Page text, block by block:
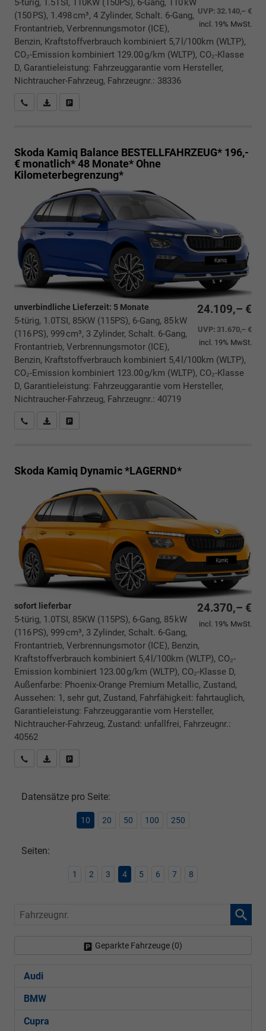
UVP: 32.140,– €
incl. 19% MwSt.
5-türig, 1.5TSI, 110KW (150PS), 6-Gang, 110 kW
(150 PS), 1.498 cm³, 4 Zylinder, Schalt. 6-Gang,
Frontantrieb, Verbrennungsmotor (ICE),
Benzin, Kraftstoffverbrauch kombiniert 5,7 l/100km (WLTP),
CO₂-Emission kombiniert 129.00 g/km (WLTP), CO₂-Klasse
D, Garantieleistung: Fahrzeuggarantie vom Hersteller,
Nichtraucher-Fahrzeug, Fahrzeugnr.: 38336
Rückrufbitte absenden
PDF-Datei, Fahrzeugexposé drucken
Skoda Kamiq Balance BESTELLFAHRZEUG* 196,-
€ monatlich* 48 Monate* Ohne
Kilometerbegrenzung*
24.109,– €
UVP: 31.670,– €
incl. 19% MwSt.
unverbindliche Lieferzeit: 5 Monate
5-türig, 1.0TSI, 85KW (115PS), 6-Gang, 85 kW
(116 PS), 999 cm³, 3 Zylinder, Schalt. 6-Gang,
Frontantrieb, Verbrennungsmotor (ICE),
Benzin, Kraftstoffverbrauch kombiniert 5,4 l/100km (WLTP),
CO₂-Emission kombiniert 123.00 g/km (WLTP), CO₂-Klasse
D, Garantieleistung: Fahrzeuggarantie vom Hersteller,
Nichtraucher-Fahrzeug, Fahrzeugnr.: 40719
Rückrufbitte absenden
PDF-Datei, Fahrzeugexposé drucken
Skoda Kamiq Dynamic *LAGERND*
24.370,– €
incl. 19% MwSt.
sofort lieferbar
5-türig, 1.0TSI, 85KW (115PS), 6-Gang, 85 kW
(116 PS), 999 cm³, 3 Zylinder, Schalt. 6-Gang,
Frontantrieb, Verbrennungsmotor (ICE), Benzin,
Kraftstoffverbrauch kombiniert 5,4 l/100km (WLTP), CO₂-
Emission kombiniert 123.00 g/km (WLTP), CO₂-Klasse D,
Außenfarbe: Phoenix-Orange Premium Metallic, Zustand,
Aussehen: 1, sehr gut, Zustand, Fahrfähigkeit: fahrtauglich,
Garantieleistung: Fahrzeuggarantie vom Hersteller,
Nichtraucher-Fahrzeug, Zustand: unfallfrei, Fahrzeugnr.:
40562
Rückrufbitte absenden
PDF-Datei, Fahrzeugexposé drucken
Datensätze pro Seite:
10 20 50 100 250
Seiten:
1 2 3 4 5 6 7 8
Fahrzeugnr.
Geparkte Fahrzeuge (0)
Audi
BMW
Cupra